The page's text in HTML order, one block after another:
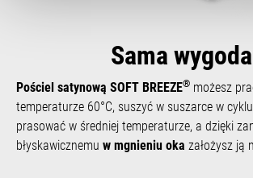
Sama wygoda
Pościel satynową SOFT BREEZE® możesz
temperaturze 60°C, suszyć w suszarce w
prasować w średniej temperaturze, a dzięki
błyskawicznemu w mgnieniu oka założysz ją